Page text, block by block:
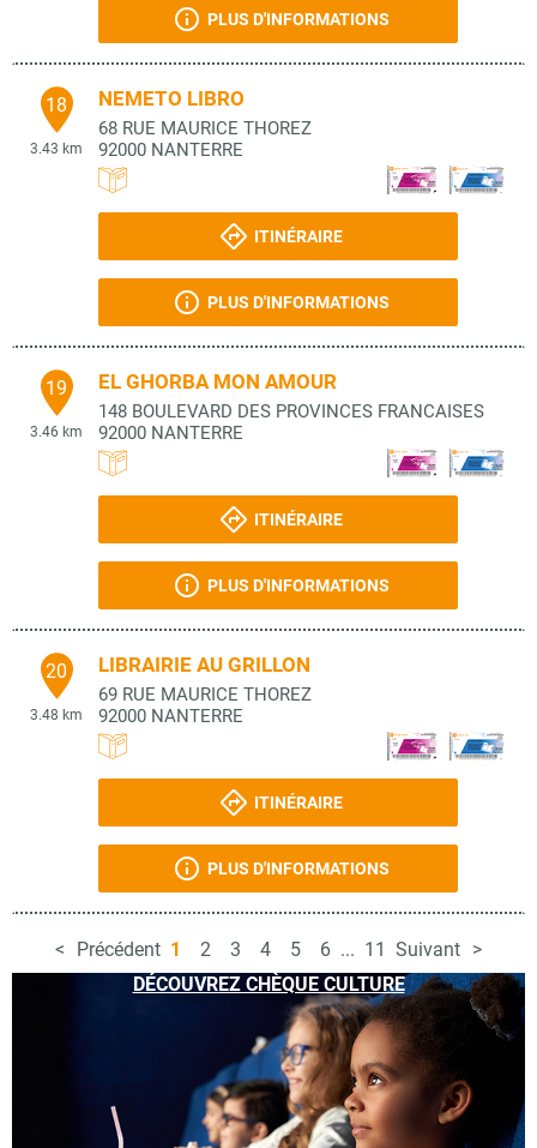
PLUS D'INFORMATIONS
18
3.43 km
NEMETO LIBRO
68 RUE MAURICE THOREZ
92000 NANTERRE
ITINÉRAIRE
PLUS D'INFORMATIONS
19
3.46 km
EL GHORBA MON AMOUR
148 BOULEVARD DES PROVINCES FRANCAISES
92000 NANTERRE
ITINÉRAIRE
PLUS D'INFORMATIONS
20
3.48 km
LIBRAIRIE AU GRILLON
69 RUE MAURICE THOREZ
92000 NANTERRE
ITINÉRAIRE
PLUS D'INFORMATIONS
Précédent 1 2 3 4 5 6 ... 11 Suivant
DÉCOUVREZ CHÈQUE CULTURE